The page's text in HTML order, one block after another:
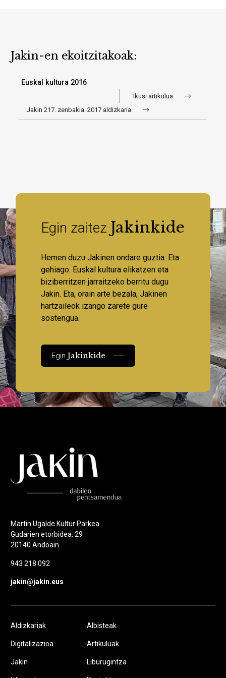
Jakin-en ekoitzitakoak:
Euskal kultura 2016
Ikusi artikulua
Jakin 217. zenbakia. 2017 aldizkaria
Egin zaitez Jakinkide
Hemen duzu Jakinen ondare guztia. Eta
gehiago. Euskal kultura elikatzen eta
biziberritzen jarraitzeko berritu dugu
Jakin. Eta, orain arte bezala, Jakinen
hartzaileok izango zarete gure
sostengua.
EginJakinkide
Martin Ugalde Kultur Parkea
Gudarien etorbidea, 29
20140 Andoain
943 218 092
jakin@jakin.eus
Aldizkariak
Digitalizazioa
Jakin
Albisteak
Artikuluak
Liburugintza